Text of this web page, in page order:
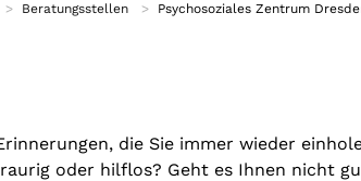
Teilhabeangebote
Beratungsstellen Psychosoziales Zentrum
die Sie immer wieder
oder hilflos? Geht es Ihnen nicht